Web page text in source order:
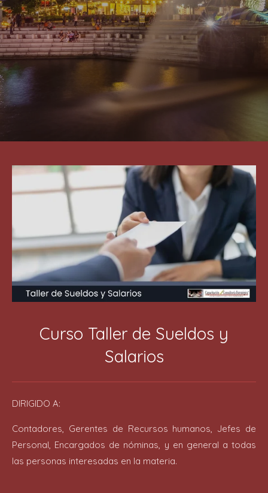
Curso Taller de Sueldos y
Salarios
DIRIGIDO A:
Contadores, Gerentes de Recursos humanos, Jefes de
Personal, Encargados de nóminas, y en general a todas
las personas interesadas en la materia.